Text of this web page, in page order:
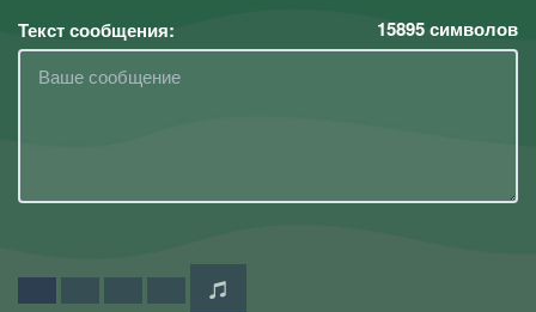
Текст сообщения: 15895символов